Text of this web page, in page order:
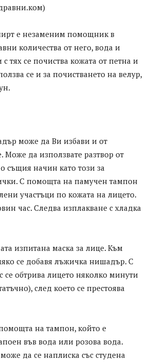
е незаменим помощник в
количества от него, вода и
с тях се почиства кожата от петна и
се и за почистването на велур,
може да Ви избави и от
Може да използвате разтвор от
същия начин като този за
С помощта на памучен тампон
участъци по кожата на лицето.
час. Следва изплакване с хладка
изпитана маска за лице. Към
се добавя лъжичка нишадър. С
се обтрива лицето няколко минути
след което се престоява
на тампон, който е
във вода или розова вода.
да се наплиска със студена